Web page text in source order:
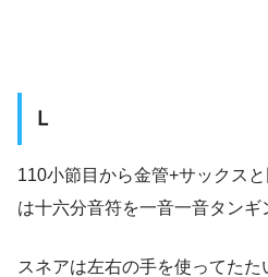
Ｌ
110小節目から金管+サックス
は十六分音符を一音一音タンギ
スネアは左右の手を使ってたた